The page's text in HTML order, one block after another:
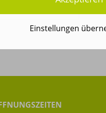
Einstellungen